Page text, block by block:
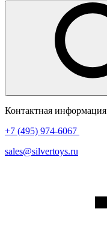
Контактная информация
+7 (495) 974-6067
sales@silvertoys.ru